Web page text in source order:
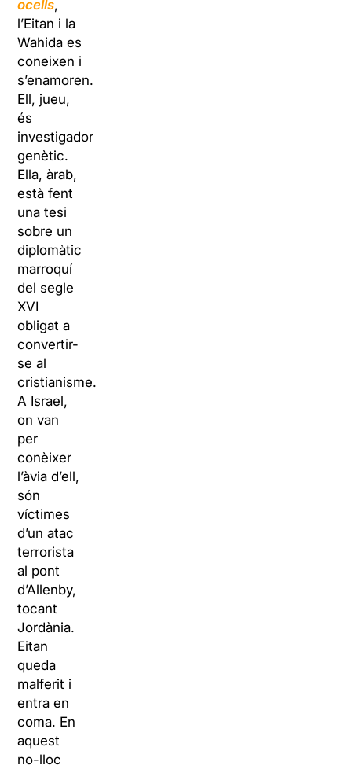
ocells,
l’Eitan i la
Wahida es
coneixen i
s’enamoren.
Ell, jueu,
és
investigador
genètic.
Ella, àrab,
està fent
una tesi
sobre un
diplomàtic
marroquí
del segle
XVI
obligat a
convertir-
se al
cristianisme.
A Israel,
on van
per
conèixer
l’àvia d’ell,
són
víctimes
d’un atac
terrorista
al pont
d’Allenby,
tocant
Jordània.
Eitan
queda
malferit i
entra en
coma. En
aquest
no-lloc